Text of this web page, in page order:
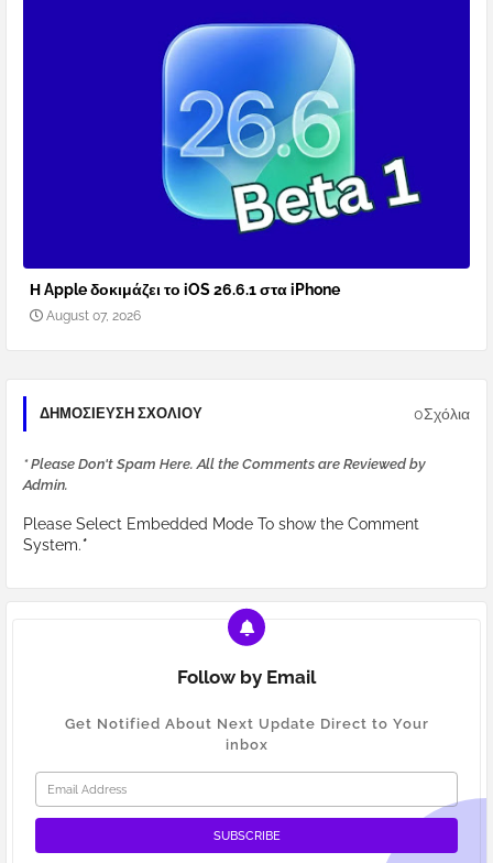
Η Apple δοκιμάζει το iOS 26.6.1 στα iPhone
August 07, 2026
ΔΗΜΟΣΊΕΥΣΗ ΣΧΟΛΊΟΥ 0Σχόλια
* Please Don't Spam Here. All the Comments are Reviewed by
Admin.
Please Select Embedded Mode To show the Comment
System.*
Follow by Email
Get Notified About Next Update Direct to Your
inbox